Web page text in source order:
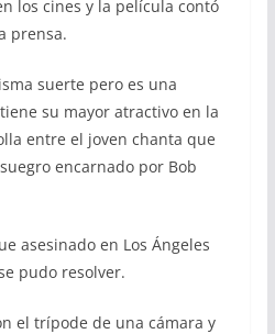
los cines y la película contó
prensa.
suerte pero es una
su mayor atractivo en la
entre el joven chanta que
encarnado por Bob
asesinado en Los Ángeles
pudo resolver.
el trípode de una cámara y